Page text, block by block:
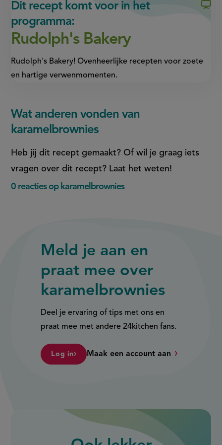
Dit recept komt voor in het
programma:
Rudolph's Bakery
Rudolph's Bakery! Ovenheerlijke recepten voor zoete
en hartige verwenmomenten.
Wat anderen vonden van
karamelbrownies
Heb jij dit recept gemaakt? Of wil je graag iets
vragen over dit recept? Laat het weten!
0 reacties op karamelbrownies
Meld je aan en
praat mee over
karamelbrownies
Deel je ervaring of tips met ons en
praat mee met andere 24kitchen fans.
Log in Maak een account aan